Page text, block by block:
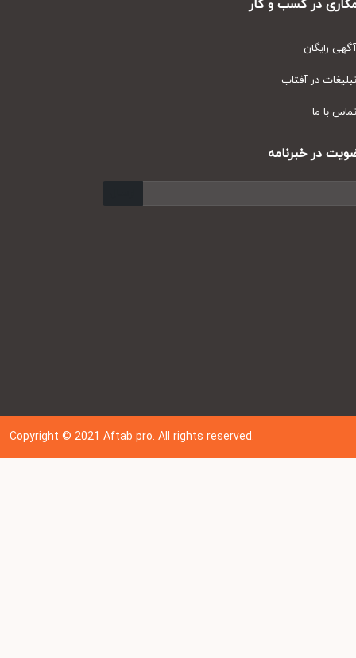
در کسب و کار
رایگان
در آفتاب
با ما
در خبرنامه
Copyright © 202 1Aftab pro. All rights reserved.